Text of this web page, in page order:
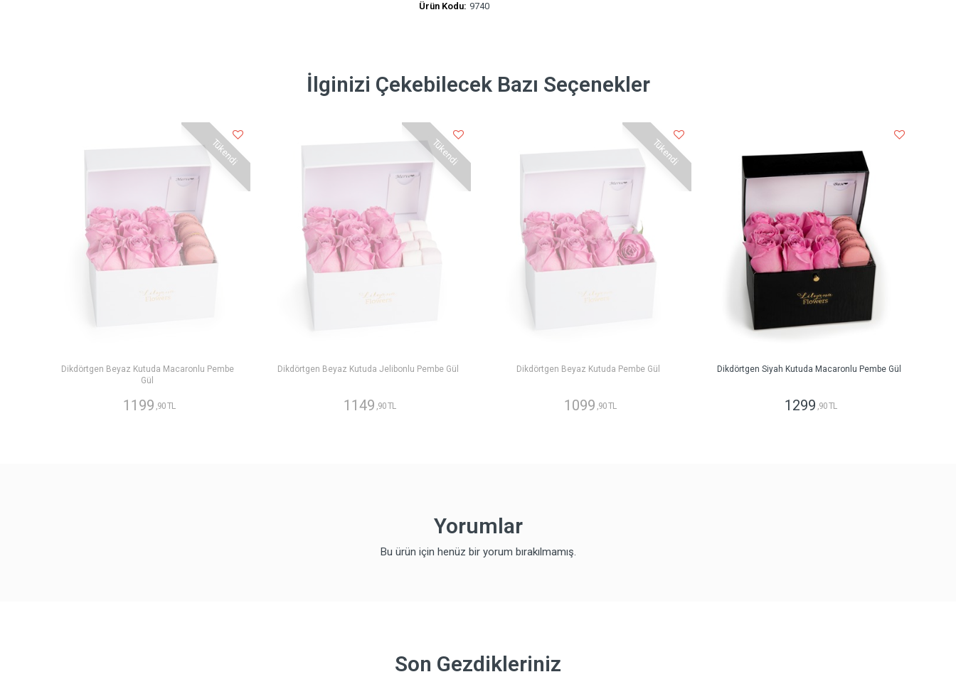
Ürün Kodu: 9740
İlginizi Çekebilecek Bazı Seçenekler
Tükendi
Dikdörtgen Beyaz Kutuda Macaronlu Pembe
Gül
1199 ,90 TL
Tükendi
Dikdörtgen Beyaz Kutuda Jelibonlu Pembe Gül
1149 ,90 TL
Tükendi
Dikdörtgen Beyaz Kutuda Pembe Gül
1099 ,90 TL
Dikdörtgen Siyah Kutuda Macaronlu Pembe Gül
1299 ,90 TL
Yorumlar
Bu ürün için henüz bir yorum bırakılmamış.
Son Gezdikleriniz